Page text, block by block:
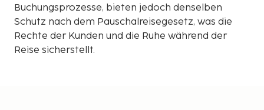
Buchungsprozesse, bieten jedoch denselben
Schutz nach dem Pauschalreisegesetz, was die
Rechte der Kunden und die Ruhe während der
Reise sicherstellt.